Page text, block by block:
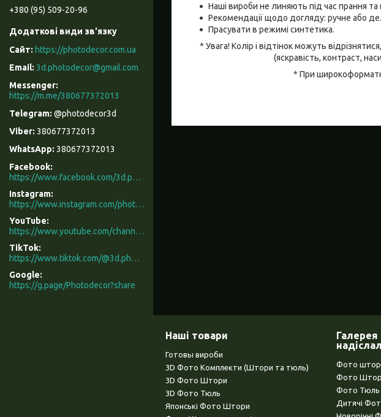
Наші вироби не линяють під час прання та
Рекомендації щодо догляду: ручне або
Прасувати в режимі синтетика.
* Увага! Колір і відтінок можуть
(яскравість, контраст,
* При
+380 (95) 509-20-96
https://photodecor.com.ua
3d.photodecor@gmail.com
https://m.me/380677372013
@photodecor3d
380677372013
380677372013
Facebook
https://www.facebook.com/3d.photodecor/
Instagram
https://www.instagram.com/photodecor.com.ua/
YouTube
https://www.youtube.com/channel/UCXCUerfqRY1Pw7-IptdbqyA/videos
TikTok
https://www.tiktok.com/@3d.photodecor?is_from_webapp=1&sender_device=pc
Google
https://g.page/Photodecor?share
Наші товари
Готовы вироби
3D Фото Комплекти (Штори та тюль)
3D Фото Штори
3D Фото Тюль
Японські Фото Штори
Галерея
Фото штори
Фото
Фото Тюль
Дитячі